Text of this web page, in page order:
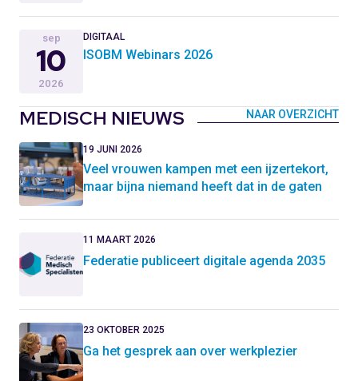
sep
10
2026
DIGITAAL
ISOBM Webinars 2026
MEDISCH NIEUWS NAAR OVERZICHT
19 JUNI 2026
Veel vrouwen kampen met een ijzertekort,
maar bijna niemand heeft dat in de gaten
11 MAART 2026
Federatie publiceert digitale agenda 2035
23 OKTOBER 2025
Ga het gesprek aan over werkplezier